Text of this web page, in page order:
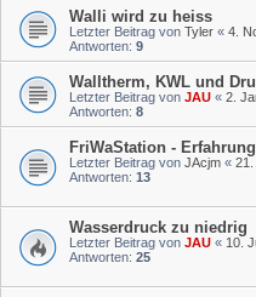
Walli wird zu heiss
Letzter Beitrag von Tyler « 4.
Antworten: 9
Walltherm, KWL und
Letzter Beitrag von JAU « 2.
Antworten: 8
FriWaStation -
Letzter Beitrag von JAcjm « 21.
Antworten: 13
Wasserdruck zu niedrig
Letzter Beitrag von JAU « 10.
Antworten: 25